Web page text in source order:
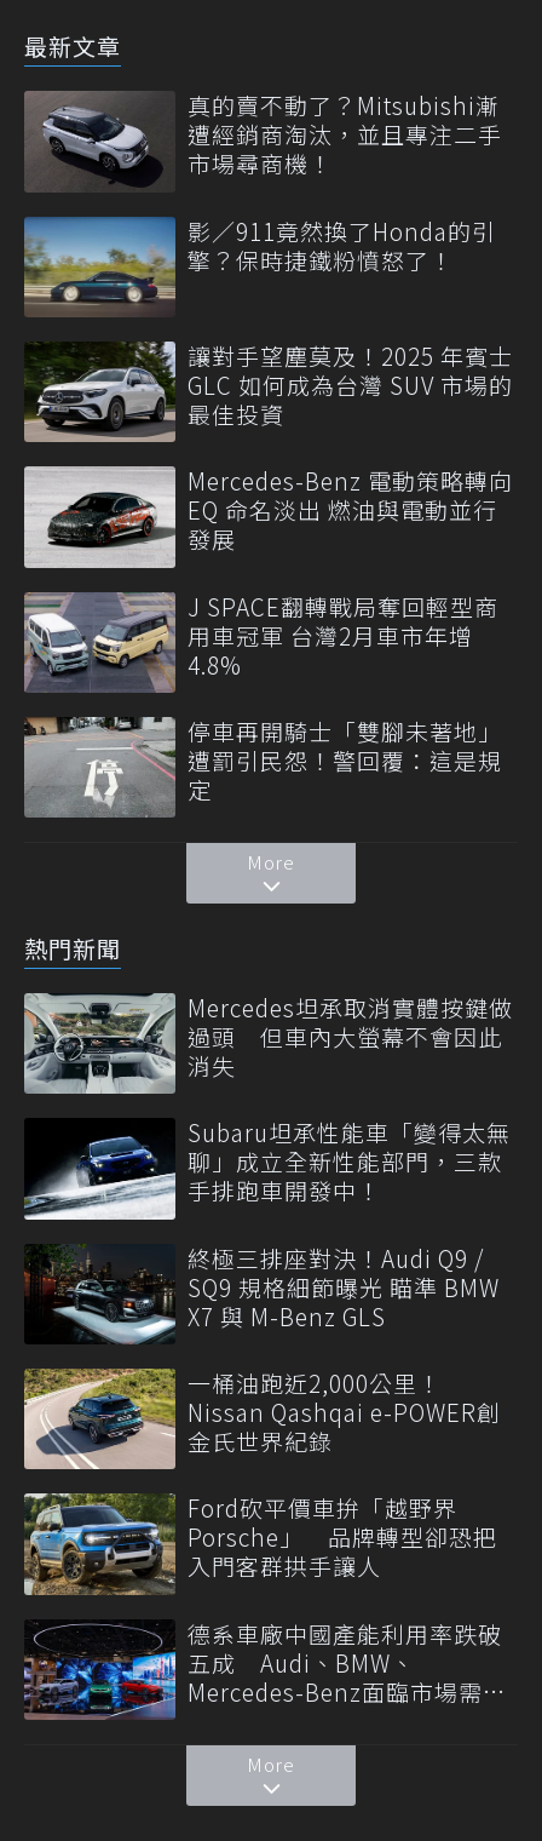
最新文章
真的賣不動了？Mitsubishi漸
遭經銷商淘汰，並且專注二手
市場尋商機！
影／911竟然換了Honda的引
擎？保時捷鐵粉憤怒了！
讓對手望塵莫及！2025 年賓士
GLC 如何成為台灣 SUV 市場的
最佳投資
Mercedes-Benz 電動策略轉向
EQ 命名淡出 燃油與電動並行
發展
J SPACE翻轉戰局奪回輕型商
用車冠軍 台灣2月車市年增
4.8%
停車再開騎士「雙腳未著地」
遭罰引民怨！警回覆：這是規
定
More
熱門新聞
Mercedes坦承取消實體按鍵做
過頭 但車內大螢幕不會因此
消失
Subaru坦承性能車「變得太無
聊」成立全新性能部門，三款
手排跑車開發中！
終極三排座對決！Audi Q9 /
SQ9 規格細節曝光 瞄準 BMW
X7 與 M-Benz GLS
一桶油跑近2,000公里！
Nissan Qashqai e-POWER創
金氏世界紀錄
Ford砍平價車拚「越野界
Porsche」 品牌轉型卻恐把
入門客群拱手讓人
德系車廠中國產能利用率跌破
五成 Audi、BMW、
Mercedes-Benz面臨市場需求
More